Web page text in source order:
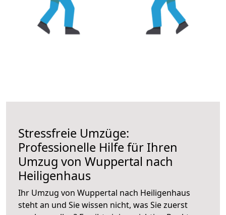
Stressfreie Umzüge:
Professionelle Hilfe für Ihren
Umzug von Wuppertal nach
Heiligenhaus
Ihr Umzug von Wuppertal nach Heiligenhaus
steht an und Sie wissen nicht, was Sie zuerst